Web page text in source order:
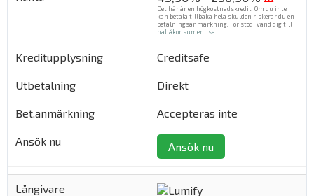
Det här är en högkostnadskredit. Om du inte
kan betala tillbaka hela skulden riskerar du en
betalningsanmärkning. För stöd, vänd dig till
hallåkonsument.se
Creditsafe
Direkt
Accepteras inte
Ansök nu